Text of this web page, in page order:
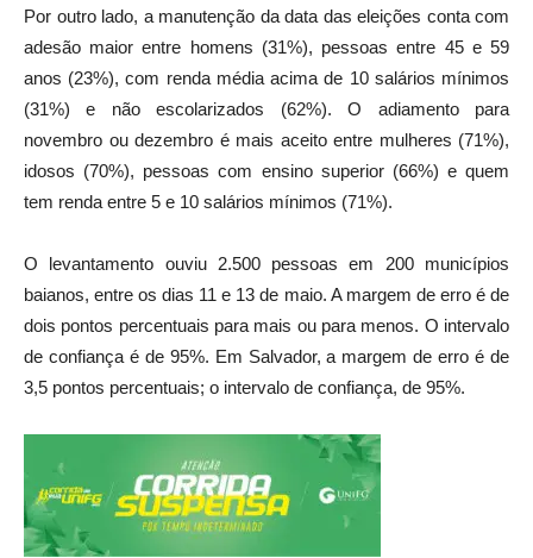
Por outro lado, a manutenção da data das eleições conta com
adesão maior entre homens (31%), pessoas entre 45 e 59
anos (23%), com renda média acima de 10 salários mínimos
(31%) e não escolarizados (62%). O adiamento para
novembro ou dezembro é mais aceito entre mulheres (71%),
idosos (70%), pessoas com ensino superior (66%) e quem
tem renda entre 5 e 10 salários mínimos (71%).
O levantamento ouviu 2.500 pessoas em 200 municípios
baianos, entre os dias 11 e 13 de maio. A margem de erro é de
dois pontos percentuais para mais ou para menos. O intervalo
de confiança é de 95%. Em Salvador, a margem de erro é de
3,5 pontos percentuais; o intervalo de confiança, de 95%.